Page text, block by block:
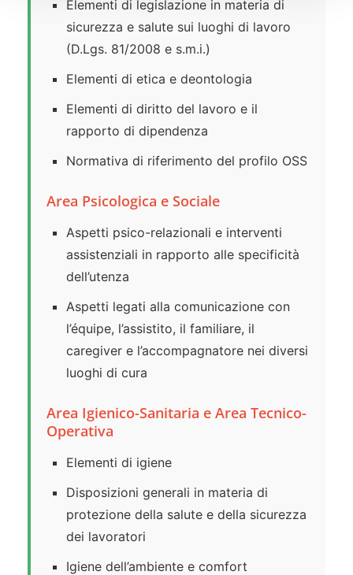
Elementi di legislazione in materia di
sicurezza e salute sui luoghi di lavoro
(D.Lgs. 81/2008 e s.m.i.)
Elementi di etica e deontologia
Elementi di diritto del lavoro e il
rapporto di dipendenza
Normativa di riferimento del profilo OSS
Area Psicologica e Sociale
Aspetti psico-relazionali e interventi
assistenziali in rapporto alle specificità
dell’utenza
Aspetti legati alla comunicazione con
l’équipe, l’assistito, il familiare, il
caregiver e l’accompagnatore nei diversi
luoghi di cura
Area Igienico-Sanitaria e Area Tecnico-
Operativa
Elementi di igiene
Disposizioni generali in materia di
protezione della salute e della sicurezza
dei lavoratori
Igiene dell’ambiente e comfort